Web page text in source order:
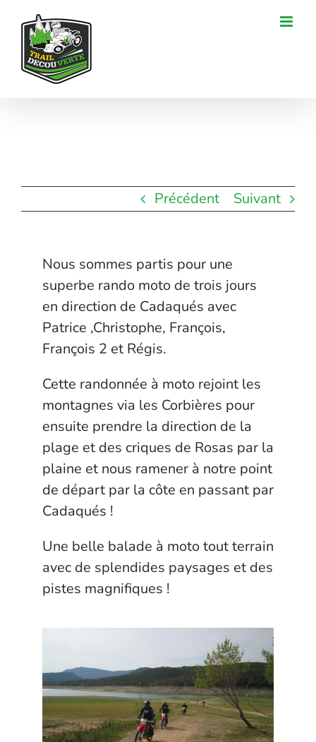
Passer
contenu
Précédent Suivant
Nous sommes partis pour une
superbe rando moto de trois jours
en direction de Cadaqués avec
Patrice ,Christophe, François,
François 2 et Régis.
Cette randonnée à moto rejoint les
montagnes via les Corbières pour
ensuite prendre la direction de la
plage et des criques de Rosas par la
plaine et nous ramener à notre point
de départ par la côte en passant par
Cadaqués !
Une belle balade à moto tout terrain
avec de splendides paysages et des
pistes magnifiques !